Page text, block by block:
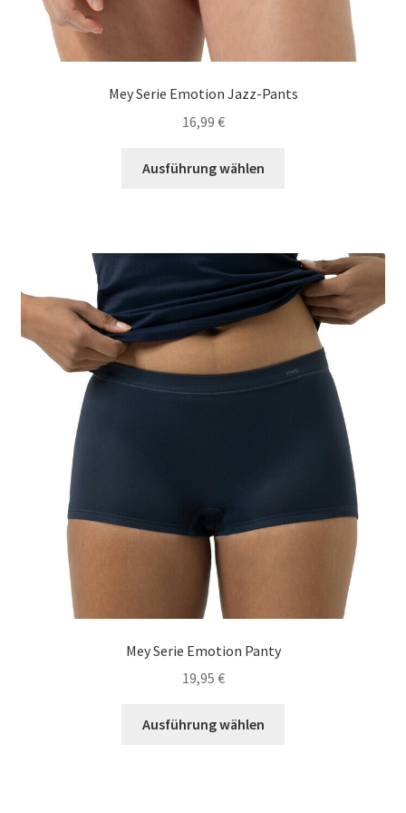
Mey Serie Emotion Jazz-Pants
16,99 €
Ausführung wählen
auf.
Die
Optionen
können
auf
der
Produktseite
Mey Serie Emotion Panty
19,95 €
Ausführung wählen